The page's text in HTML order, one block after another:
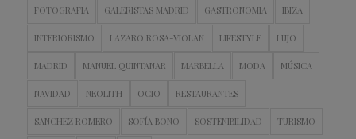
FOTOGRAFIA GALERISTAS MADRID GASTRONOMIA IBIZA
INTERIORISMO LAZARO ROSA-VIOLAN LIFESTYLE LUJO
MADRID MANUEL QUINTANAR MARBELLA MODA MÚSICA
NAVIDAD NEOLITH OCIO RESTAURANTES
SANCHEZ ROMERO SOFÍA BONO SOSTENIBILIDAD TURISMO